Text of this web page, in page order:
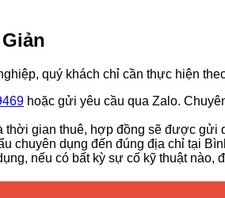
quý khách chỉ cần thực hiện
hoặc gửi yêu cầu qua Zalo.
thời gian thuê, hợp đồng sẽ được gửi
chuyên dụng đến đúng địa chỉ tại
nếu có bất kỳ sự cố kỹ thuật